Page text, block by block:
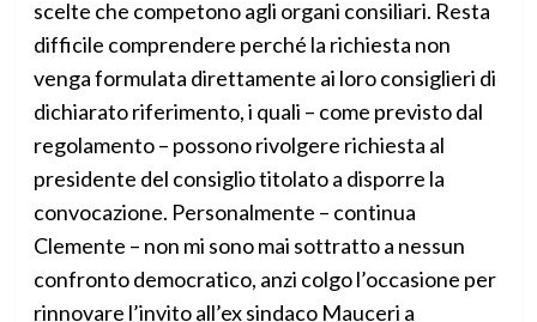
scelte che competono agli organi consiliari. Resta
difficile comprendere perché la richiesta non
venga formulata direttamente ai loro consiglieri di
dichiarato riferimento, i quali – come previsto dal
regolamento – possono rivolgere richiesta al
presidente del consiglio titolato a disporre la
convocazione. Personalmente – continua
Clemente – non mi sono mai sottratto a nessun
confronto democratico, anzi colgo l’occasione per
rinnovare l’invito all’ex sindaco Mauceri a